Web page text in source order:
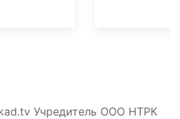
Учредитель ООО НТРК